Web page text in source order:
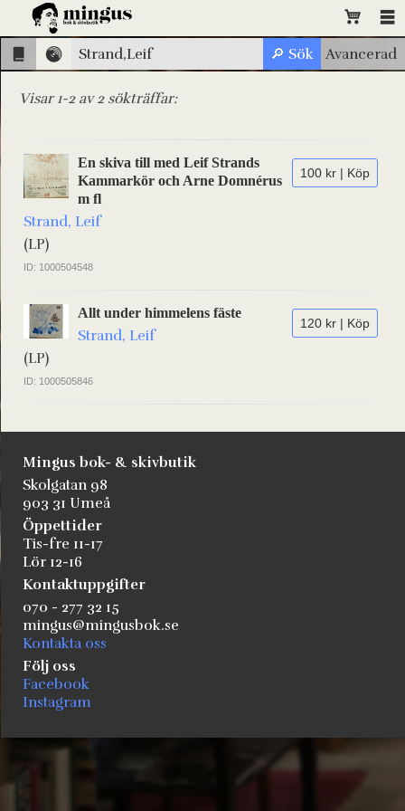
Visar 1-2 av 2 sökträffar:
100 kr | Köp
En skiva till med Leif Strands
Kammarkör och Arne Domnérus
m fl
Strand, Leif
(LP)
ID: 1000504548
120 kr | Köp
Allt under himmelens fäste
Strand, Leif
(LP)
ID: 1000505846
Mingus bok- & skivbutik
Skolgatan 98
903 31 Umeå
Öppettider
Tis-fre 11-17
Lör 12-16
Kontaktuppgifter
070 - 277 32 15
mingus@mingusbok.se
Kontakta oss
Följ oss
Facebook
Instagram